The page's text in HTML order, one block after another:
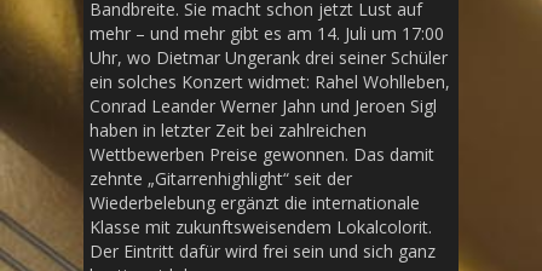
Bandbreite. Sie macht schon jetzt Lust auf
mehr – und mehr gibt es am 14. Juli um 17:00
Uhr, wo Dietmar Ungerank drei seiner Schüler
ein solches Konzert widmet: Rahel Wohlleben,
Conrad Leander Werner Jahn und Jeroen Sigl
haben in letzter Zeit bei zahlreichen
Wettbewerben Preise gewonnen. Das damit
zehnte „Gitarrenhighlight“ seit der
Wiederbelebung ergänzt die internationale
Klasse mit zukunftsweisendem Lokalcolorit.
Der Eintritt dafür wird frei sein und sich ganz